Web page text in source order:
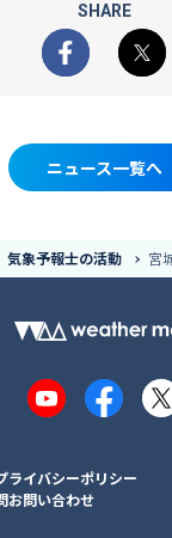
SHARE
Facebook
X
ニュース一覧へ
気象予報士の活動 宮
YouTube X
ライバシーポリシー
お問い合わせ